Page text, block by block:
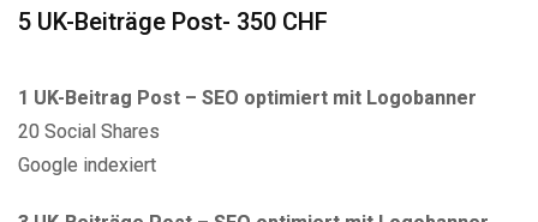
5 UK-Beiträge Post- 350 CHF
1 UK-Beitrag Post – SEO optimiert mit Logobanner
20 Social Shares
Google indexiert